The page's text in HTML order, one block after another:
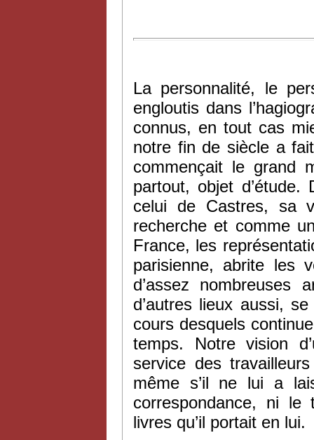
La personnalité, le
engloutis dans
connus, en tout cas
notre fin de siècle a
commençait le grand
partout, objet d’étude.
celui de Castres, sa
recherche et comme
France, les
parisienne, abrite les
d’assez nombreuses
d’autres lieux aussi,
cours desquels
temps. Notre vision
service des
même s’il ne lui a
correspondance, ni le
livres qu’il portait en lui.